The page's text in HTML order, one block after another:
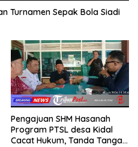
Turnamen Sepak Bola Siadi
Pengajuan SHM Hasanah
Program PTSL desa Kidal
Cacat Hukum, Tanda Tangan